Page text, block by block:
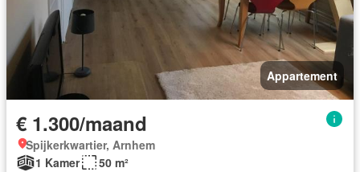
Appartement
€ 1.300/maand
Spijkerkwartier, Arnhem
1 Kamer
50 m²